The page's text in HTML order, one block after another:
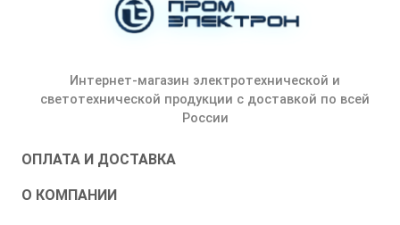
Интернет-магазин электротехнической и
светотехнической продукции с доставкой по всей
России
ОПЛАТА И ДОСТАВКА
О КОМПАНИИ